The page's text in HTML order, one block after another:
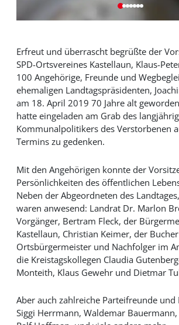
Erfreut und überrascht begrüßte der
SPD-Ortsvereines Kastellaun, Klaus-
100 Angehörige, Freunde und
ehemaligen Landtagspräsidenten,
am 18. April 2019 70 Jahre alt
hatte eingeladen am Grab des
Kommunalpolitikers des Verstorbenen
Termins zu gedenken.
Mit den Angehörigen konnte der
Persönlichkeiten des öffentlichen
Neben der Abgeordneten des
waren anwesend: Landrat Dr. Marlon
Vorgänger, Bertram Fleck, der
Kastellaun, Christian Keimer, der Bucher
Ortsbürgermeister und Nachfolger im
die Kreistagskollegen Claudia
Monteith, Klaus Gewehr und Dietmar
Aber auch zahlreiche Parteifreunde
Siggi Herrmann, Waldemar